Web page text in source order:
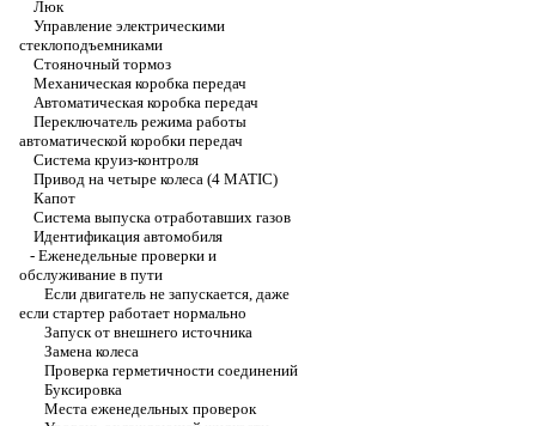
Люк
Управление электрическими
стеклоподъемниками
Стояночный тормоз
Механическая коробка передач
Автоматическая коробка передач
Переключатель режима работы
автоматической коробки передач
Система круиз-контроля
Привод на четыре колеса (4 MATIC)
Капот
Система выпуска отработавших газов
Идентификация автомобиля
- Еженедельные проверки и
обслуживание в пути
Если двигатель не запускается, даже
если стартер работает нормально
Запуск от внешнего источника
Замена колеса
Проверка герметичности соединений
Буксировка
Места еженедельных проверок